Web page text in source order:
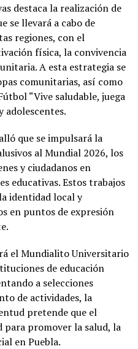
destaca la realización de
se llevará a cabo de
regiones, con el
física, la convivencia
A esta estrategia se
comunitarias, así como
“Vive saludable, juega
adolescentes.
que se impulsará la
al Mundial 2026, los
y ciudadanos en
educativas. Estos trabajos
identidad local y
en puntos de expresión
el Mundialito Universitario
de educación
a selecciones
de actividades, la
pretende que el
promover la salud, la
en Puebla.